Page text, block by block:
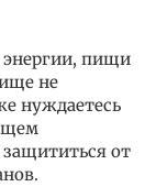
энергии, пищи
не
нуждаетесь
от